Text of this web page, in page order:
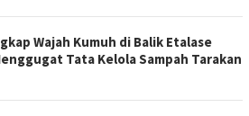
Wajah Kumuh di Balik Etalase
Tata Kelola Sampah Tarakan